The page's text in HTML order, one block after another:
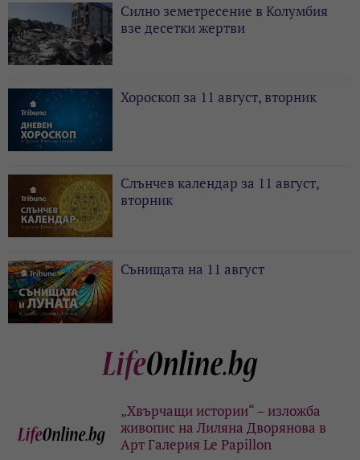
Силно земетресение в Колумбия
взе десетки жертви
Хороскоп за 11 август, вторник
Слънчев календар за 11 август,
вторник
Сънищата на 11 август
„Хвърчащи истории“ – изложба
живопис на Лиляна Дворянова в
Арт Галерия Le Papillon